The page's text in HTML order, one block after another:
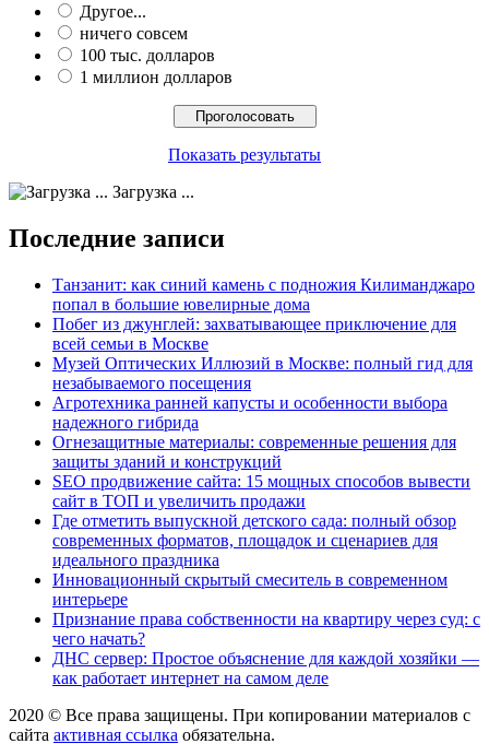
Другое...
ничего совсем
100 тыс. долларов
1 миллион долларов
Показать результаты
Загрузка ...
Последние записи
Танзанит: как синий камень с подножия Килиманджаро
попал в большие ювелирные дома
Побег из джунглей: захватывающее приключение для
всей семьи в Москве
Музей Оптических Иллюзий в Москве: полный гид для
незабываемого посещения
Агротехника ранней капусты и особенности выбора
надежного гибрида
Огнезащитные материалы: современные решения для
защиты зданий и конструкций
SEO продвижение сайта: 15 мощных способов вывести
сайт в ТОП и увеличить продажи
Где отметить выпускной детского сада: полный обзор
современных форматов, площадок и сценариев для
идеального праздника
Инновационный скрытый смеситель в современном
интерьере
Признание права собственности на квартиру через суд: с
чего начать?
ДНС сервер: Простое объяснение для каждой хозяйки —
как работает интернет на самом деле
2020 © Все права защищены. При копировании материалов с
сайта активная ссылка обязательна.